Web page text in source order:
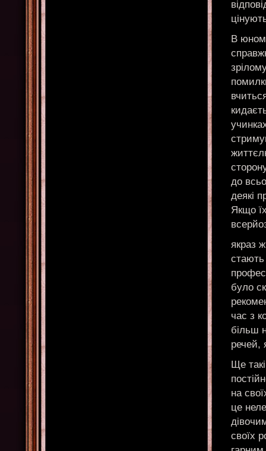
В
до
деякі
Якщо
якраз
було
час з
більш
речей,
Ще
на
це
своїх